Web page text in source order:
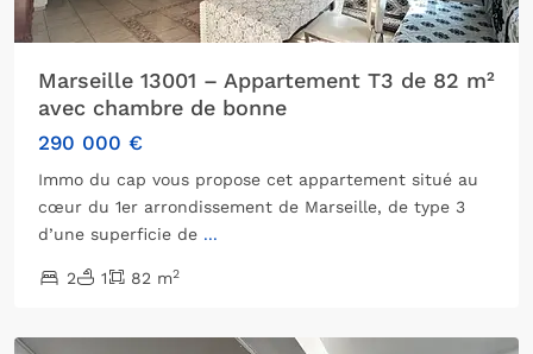
Marseille 13001 – Appartement T3 de 82 m²
avec chambre de bonne
290 000 €
Immo du cap vous propose cet appartement situé au
cœur du 1er arrondissement de Marseille, de type 3
d’une superficie de ...
2 1 82 m2
arrondissement,